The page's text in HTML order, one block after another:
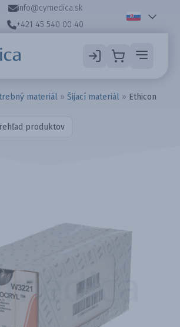
info@cymedica.sk
+421 45 540 00 40
materiál » Šijací materiál » Ethicon
produktov